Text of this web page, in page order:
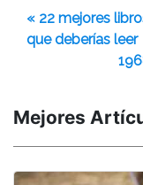
« 22 mejores
que deberías leer
Mejores